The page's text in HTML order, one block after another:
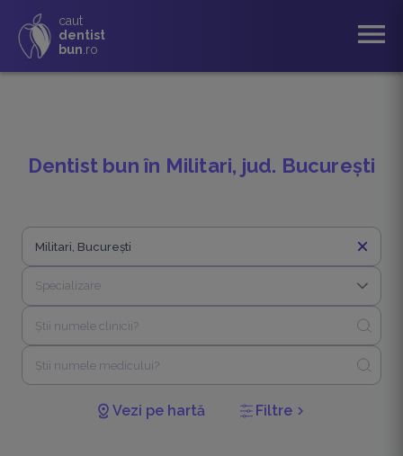
caut
dentist
bun .ro menu
Dentist bun în Militari, jud. București
close
close
Specializare
Vezi pe hartă Filtre chevron_right